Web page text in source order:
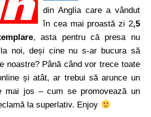
din Anglia care a vândut
în cea mai proastă zi 2,5
, asta pentru că presa nu
noi, deși cine nu s-ar bucura să
noastre? Până când vor trece toate
și atât, ar trebui să arunce un
mai jos – cum se promovează un
la superlativ. Enjoy